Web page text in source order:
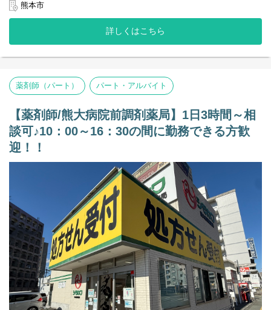
＜店舗情報＞
◆処方箋枚数 80~110枚／日
◆処方内容 小山内科クリニック、フォーシーズンズレディース
クリニック、くまもとブレストクリニックの処方がメインになり
ます
◆薬剤師：正社員3名、パート1名
◆事務：正社員1名、パート1名
【その他の補足事項】
1) 従事すべき業務の変更の範囲
変更なし
2) 就業場所の変更の範囲
正社員は全店。ただし、双方の合意のもと決定する。
熊本市
詳しくはこちら
薬剤師（パート） パート・アルバイト
【薬剤師/熊大病院前調剤薬局】1日3時間～相
談可♪10：00～16：30の間に勤務できる方歓
迎！！